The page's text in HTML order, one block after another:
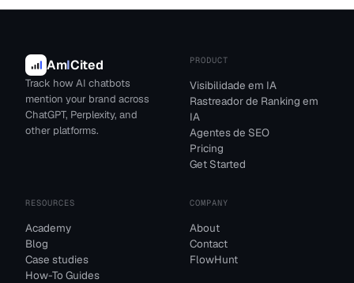
AmICited
Track how AI chatbots
mention your brand across
ChatGPT, Perplexity, and
other platforms.
PRODUCT
Visibilidade em IA
Rastreador de Ranking em
IA
Agentes de SEO
Pricing
Get Started
RESOURCES
Academy
Blog
Case studies
How-To Guides
COMPANY
About
Contact
FlowHunt